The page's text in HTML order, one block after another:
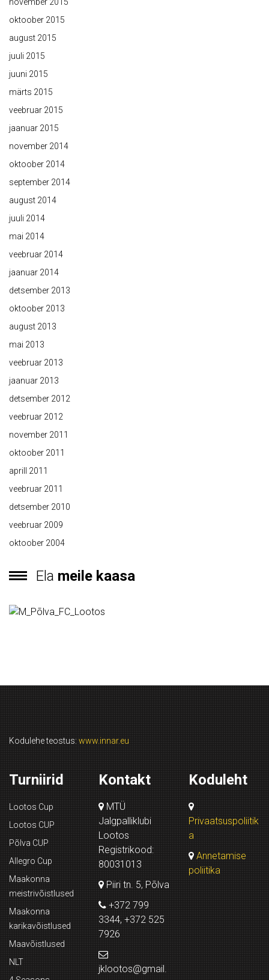
oktoober 2015
august 2015
juuli 2015
juuni 2015
märts 2015
veebruar 2015
jaanuar 2015
november 2014
oktoober 2014
september 2014
august 2014
juuli 2014
mai 2014
veebruar 2014
jaanuar 2014
detsember 2013
oktoober 2013
august 2013
mai 2013
veebruar 2013
jaanuar 2013
detsember 2012
veebruar 2012
november 2011
oktoober 2011
aprill 2011
veebruar 2011
detsember 2010
veebruar 2009
oktoober 2004
Ela meile kaasa
Kodulehe teostus: www.innar.eu
Turniirid
Lootos Cup
Lootos CUP
Põlva CUP
Allegro Cup
Maakonna
meistrivõistlused
Maakonna
karikavõistlused
Maavõistlused
NLT
Kontakt
MTÜ
Jalgpalliklubi
Lootos
Registrikood:
80031013
Piiri tn. 5, Põlva
+372 799
3344, +372 525
7926
jklootos@gmail.
Koduleht
Privaatsuspoliitik
a
Annetamise
poliitika